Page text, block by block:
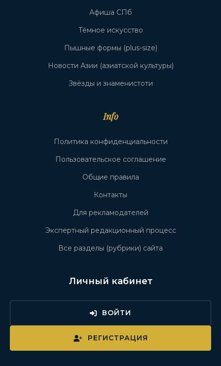
Афиша СПб
Тёмное искусство
Пышные формы (plus-size)
Новости Азии (азиатской культуры)
Звёзды и знаменистоти
Info
Политика конфиденциальности
Пользовательское соглашение
Общие правила
Контакты
Для рекламодателей
Экспертный редакционный процесс
Все разделы (рубрики) сайта
Личный кабинет
ВОЙТИ
РЕГИСТРАЦИЯ